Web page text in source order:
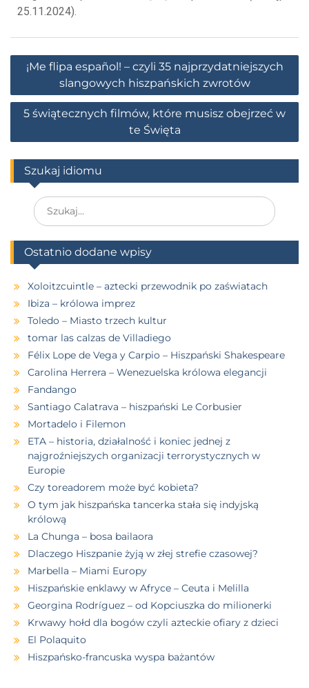
25.11.2024).
¡Me flipa español! – czyli 35 najprzydatniejszych
slangowych hiszpańskich zwrotów
5 świątecznych filmów, które musisz obejrzeć w
te Święta
Szukaj idiomu
Ostatnio dodane wpisy
Xoloitzcuintle – aztecki przewodnik po zaświatach
Ibiza – królowa imprez
Toledo – Miasto trzech kultur
tomar las calzas de Villadiego
Félix Lope de Vega y Carpio – Hiszpański Shakespeare
Carolina Herrera – Wenezuelska królowa elegancji
Fandango
Santiago Calatrava – hiszpański Le Corbusier
Mortadelo i Filemon
ETA – historia, działalność i koniec jednej z
najgroźniejszych organizacji terrorystycznych w
Europie
Czy toreadorem może być kobieta?
O tym jak hiszpańska tancerka stała się indyjską
królową
La Chunga – bosa bailaora
Dlaczego Hiszpanie żyją w złej strefie czasowej?
Marbella – Miami Europy
Hiszpańskie enklawy w Afryce – Ceuta i Melilla
Georgina Rodríguez – od Kopciuszka do milionerki
Krwawy hołd dla bogów czyli azteckie ofiary z dzieci
El Polaquito
Hiszpańsko-francuska wyspa bażantów